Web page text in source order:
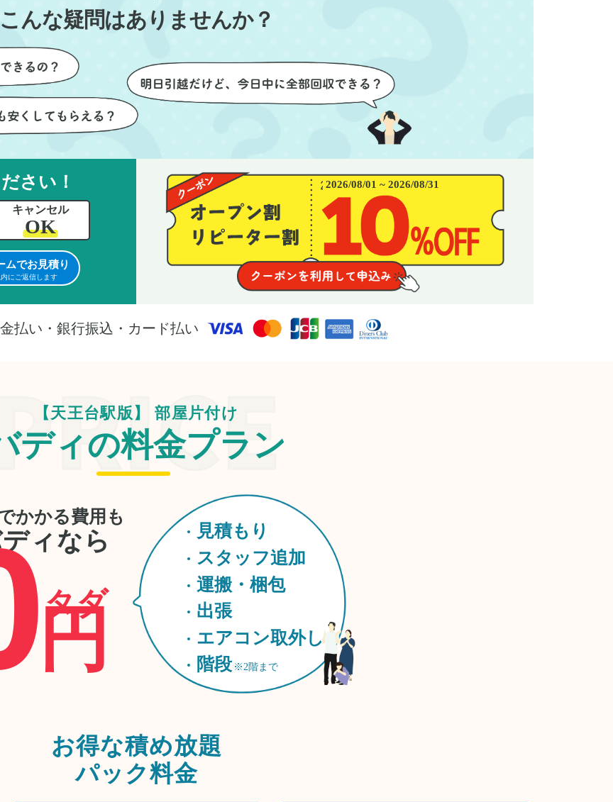
す。作業が終わった後
ちらからお願いしなく
を簡単に清掃していた
好印象でした。
分別の仕方やリサイク
ものについても教えて
、今後の片付けにも役
ます。心のこもったサ
ありがとうございまし
こんな疑問はありませんか？
さい！
キャンセル
OK
ムでお見積り
にご返信します
2026/08/01 ~ 2026/08/31
払い・銀行振込・カード払い
【天王台駅版】 部屋片付け
ディの料金プラン
かかる費用も
ィなら
円
タダ
見積もり
スタッフ追加
運搬・梱包
出張
エアコン取外し
階段 ※2階まで
お得な積め放題
パック料金